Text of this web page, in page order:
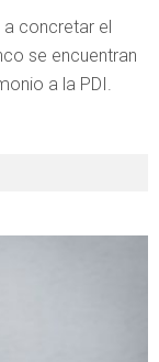
a concretar el
se encuentran
a la PDI.